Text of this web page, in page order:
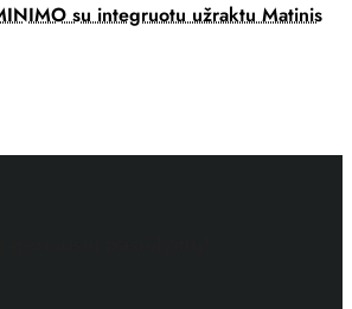
su integruotu užraktu Matinis